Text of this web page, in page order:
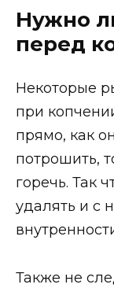
Нужно
перед
Некоторые
при
прямо, как
потрошить,
горечь. Так
удалять и с
Также не